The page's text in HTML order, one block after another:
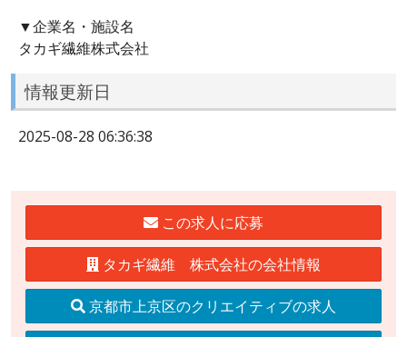
▼企業名・施設名
タカギ繊維株式会社
情報更新日
2025-08-28 06:36:38
この求人に応募
タカギ繊維 株式会社の会社情報
京都市上京区のクリエイティブの求人